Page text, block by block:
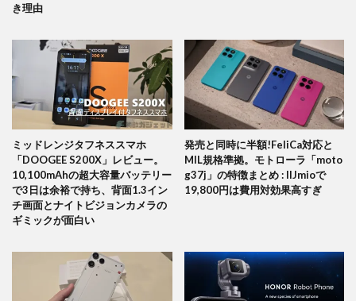
き理由
ミッドレンジタフネススマホ
「DOOGEE S200X」レビュー。
10,100mAhの超大容量バッテリー
で3日は余裕で持ち、背面1.3イン
チ画面とナイトビジョンカメラの
ギミックが面白い
発売と同時に半額!FeliCa対応と
MIL規格準拠。モトローラ「moto
g37j」の特徴まとめ : IIJmioで
19,800円は費用対効果高すぎ